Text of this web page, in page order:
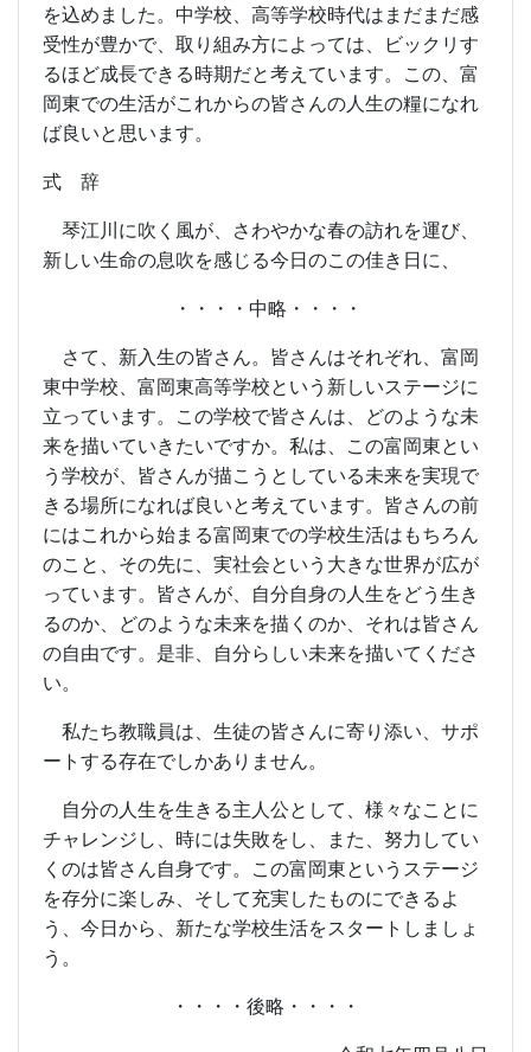
を込めました。中学校、高等学校時代はまだまだ感
受性が豊かで、取り組み方によっては、ビックリす
るほど成長できる時期だと考えています。この、富
岡東での生活がこれからの皆さんの人生の糧になれ
ば良いと思います。
式 辞
琴江川に吹く風が、さわやかな春の訪れを運び、
新しい生命の息吹を感じる今日のこの佳き日に、
・・・・中略・・・・
さて、新入生の皆さん。皆さんはそれぞれ、富岡
東中学校、富岡東高等学校という新しいステージに
立っています。この学校で皆さんは、どのような未
来を描いていきたいですか。私は、この富岡東とい
う学校が、皆さんが描こうとしている未来を実現で
きる場所になれば良いと考えています。皆さんの前
にはこれから始まる富岡東での学校生活はもちろん
のこと、その先に、実社会という大きな世界が広が
っています。皆さんが、自分自身の人生をどう生き
るのか、どのような未来を描くのか、それは皆さん
の自由です。是非、自分らしい未来を描いてくださ
い。
私たち教職員は、生徒の皆さんに寄り添い、サポ
ートする存在でしかありません。
自分の人生を生きる主人公として、様々なことに
チャレンジし、時には失敗をし、また、努力してい
くのは皆さん自身です。この富岡東というステージ
を存分に楽しみ、そして充実したものにできるよ
う、今日から、新たな学校生活をスタートしましょ
う。
・・・・後略・・・・